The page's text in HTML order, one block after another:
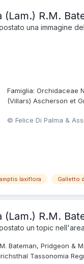
R.M.
una immagine
Famiglia: Orchidaceae
(Villars) Ascherson et
© Felice Di Palma &
laxiflora Galletto
R.M.
un topic nell'area
Bateman, Pridgeon &
Tassonomia